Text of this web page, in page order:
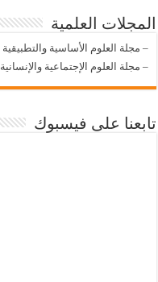
المجلات العلمية
– مجلة العلوم الأساسية والتطبيقية
– مجلة العلوم الإجتماعية والإنسانية
تابعنا على فيسبوك